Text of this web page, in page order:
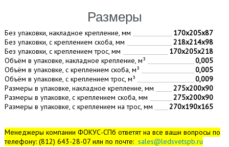
Размеры
170х205х87
Без упаковки, накладное крепление, мм
218х214х98
Без упаковки, с креплением скоба, мм
170х205х218
Без упаковки, с креплением трос, мм
0,005
Объём в упаковке, накладное крепление, м³
0,005
Объём в упаковке, с креплением скоба, м³
0,009
Объём в упаковке, с креплением трос, м³
275х200х90
Размеры в упаковке, накладное крепление, мм
275х200х90
Размеры в упаковке, с креплением скоба, мм
270х190х165
Размеры в упаковке, с креплением на трос, мм
Менеджеры компании ФОКУС-СПб ответят на все ваши вопросы по
телефону: (812) 643-28-07 или по почте: sales@ledsvetspb.ru